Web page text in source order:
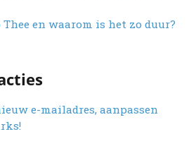
en waarom is het zo duur?
e-mailadres, aanpassen